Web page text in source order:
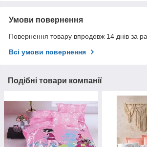
Умови повернення
Повернення товару впродовж 14 днів за
Всі умови повернення
Подібні товари компанії